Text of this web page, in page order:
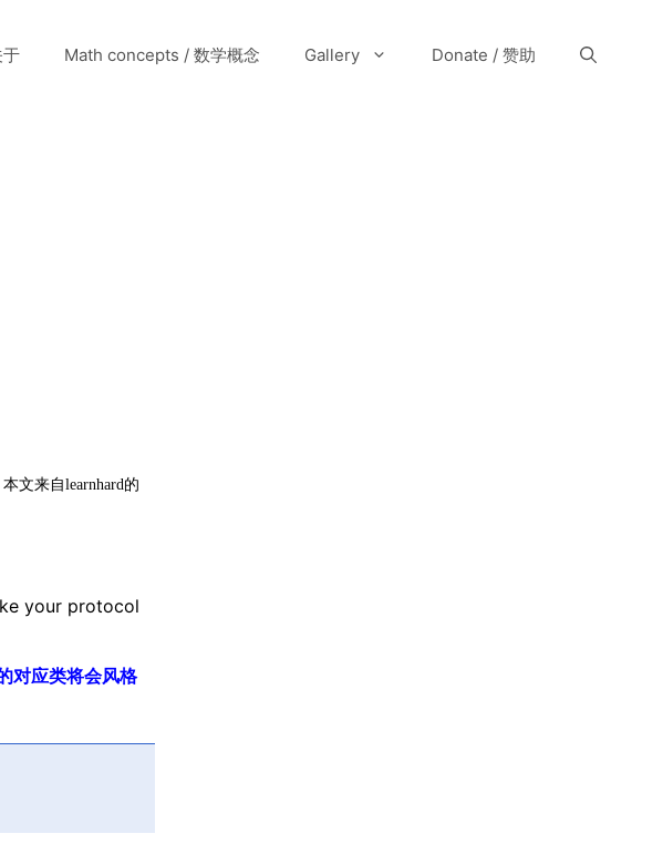
Math concepts / 数学概念 Gallery Donate / 赞助
本文来自learnhard的
your protocol
对应类将会风格